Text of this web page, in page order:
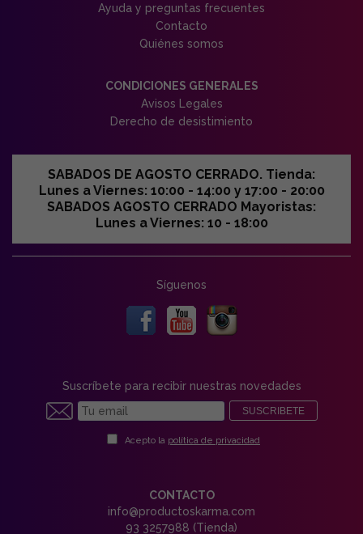
Ayuda y preguntas frecuentes
Contacto
Quiénes somos
CONDICIONES GENERALES
Avisos Legales
Derecho de desistimiento
SABADOS DE AGOSTO CERRADO. Tienda:
Lunes a Viernes: 10:00 - 14:00 y 17:00 - 20:00
SABADOS AGOSTO CERRADO Mayoristas:
Lunes a Viernes: 10 - 18:00
Síguenos
Suscríbete para recibir nuestras novedades
SUSCRIBETE
Acepto la política de privacidad
CONTACTO
info@productoskarma.com
93 3257988 (Tienda)